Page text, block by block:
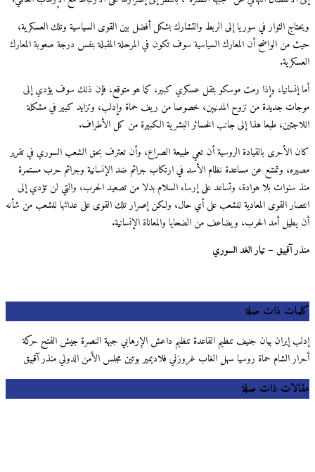
ويحتاج الثوار في سوريا إلى الربط والتشارك بشكل أفضل بين القوى السياسية وتلك العسكرية،
حيث من الواضح أن المعارك السياسية سوف تكون في المرحلة المقبلة بنفس درجة صعوبة المعارك
العسكرية.
أما إنسانيا، وإذا رمت موسكو بثقل عسكري كبير، كما هو متوقع، فإن ذلك سوف يؤدي إلى
موجات جديدة من نزوح المدنيين، خصوصا من ريف حماة وإدلب، وتزايد كبير في مشكلة
اللاجئين، طبعا هذا إلى جانب الخسائر البشرية الكبيرة من كل الأطراف.
كان الأحرى بالقيادة الروسية أن تعي طبيعة الصراع، وأن تعترف بحق الشعب السوري في تقرير
مصيره، وتمتنع عن مساعدة نظام الأسد في ارتكاب جرائم ضد الإنسانية وجرائم حرب مستمرة
منذ سنوات بلا هوادة، وتساعد على إرساء السلام بدلا من تصعيد الحرب، والتي لن تؤدي إلى
انتصار القوى المعادية للشعب على أي حال، ولكن إصرار تلك القوى على عدائها للشعب من شأنه
أن يطيل أمد الحرب، ويضاعف من الضحايا والمعاناة الإنسانية.
منذر آقبيق – تيار الغد السوري
كلمات ذات صلة
إدلب إيران بيان جنيف تنظيم القاعدة تنظيم داعش الإرهابي جبهة النصرة جيش الفتح حركة
أحرار الشام حماة روسيا سهل الغاب غروزني فلاديمير بوتين مجلس الأمن الدولي منذر آقبيق
مقالات ذات صلة